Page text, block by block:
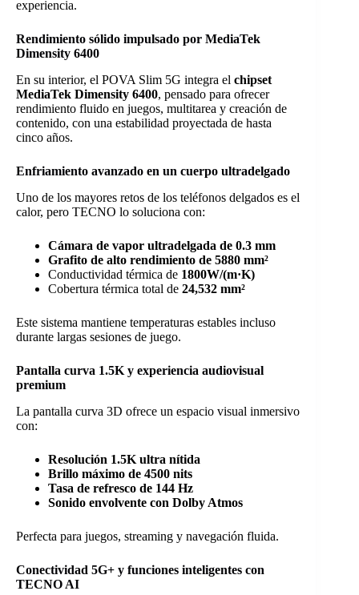
experiencia.
Rendimiento sólido impulsado por MediaTek
Dimensity 6400
En su interior, el POVA Slim 5G integra el chipset
MediaTek Dimensity 6400, pensado para ofrecer
rendimiento fluido en juegos, multitarea y creación de
contenido, con una estabilidad proyectada de hasta
cinco años.
Enfriamiento avanzado en un cuerpo ultradelgado
Uno de los mayores retos de los teléfonos delgados es el
calor, pero TECNO lo soluciona con:
Cámara de vapor ultradelgada de 0.3 mm
Grafito de alto rendimiento de 5880 mm²
Conductividad térmica de 1800W/(m·K)
Cobertura térmica total de 24,532 mm²
Este sistema mantiene temperaturas estables incluso
durante largas sesiones de juego.
Pantalla curva 1.5K y experiencia audiovisual
premium
La pantalla curva 3D ofrece un espacio visual inmersivo
con:
Resolución 1.5K ultra nítida
Brillo máximo de 4500 nits
Tasa de refresco de 144 Hz
Sonido envolvente con Dolby Atmos
Perfecta para juegos, streaming y navegación fluida.
Conectividad 5G+ y funciones inteligentes con
TECNO AI